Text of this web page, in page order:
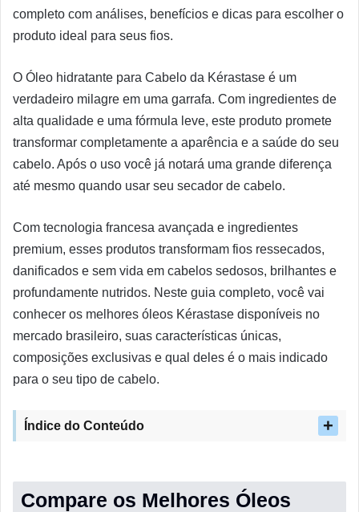
completo com análises, benefícios e dicas para escolher o
produto ideal para seus fios.
O Óleo hidratante para Cabelo da Kérastase é um
verdadeiro milagre em uma garrafa. Com ingredientes de
alta qualidade e uma fórmula leve, este produto promete
transformar completamente a aparência e a saúde do seu
cabelo. Após o uso você já notará uma grande diferença
até mesmo quando usar seu secador de cabelo.
Com tecnologia francesa avançada e ingredientes
premium, esses produtos transformam fios ressecados,
danificados e sem vida em cabelos sedosos, brilhantes e
profundamente nutridos. Neste guia completo, você vai
conhecer os melhores óleos Kérastase disponíveis no
mercado brasileiro, suas características únicas,
composições exclusivas e qual deles é o mais indicado
para o seu tipo de cabelo.
Índice do Conteúdo
Compare os Melhores Óleos